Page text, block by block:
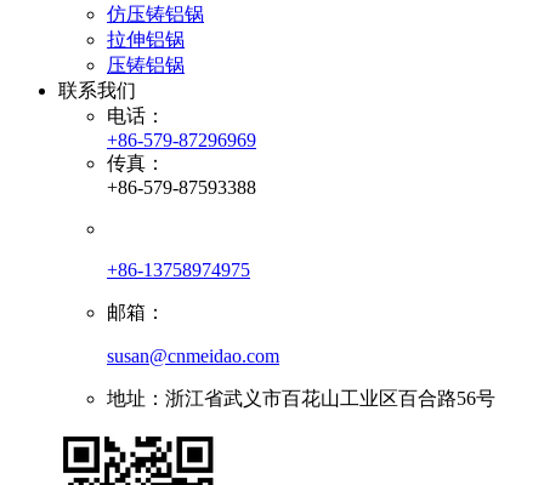
仿压铸铝锅
拉伸铝锅
压铸铝锅
联系我们
电话：
+86-579-87296969
传真：
+86-579-87593388
+86-13758974975
邮箱：
susan@cnmeidao.com
地址：浙江省武义市百花山工业区百合路56号